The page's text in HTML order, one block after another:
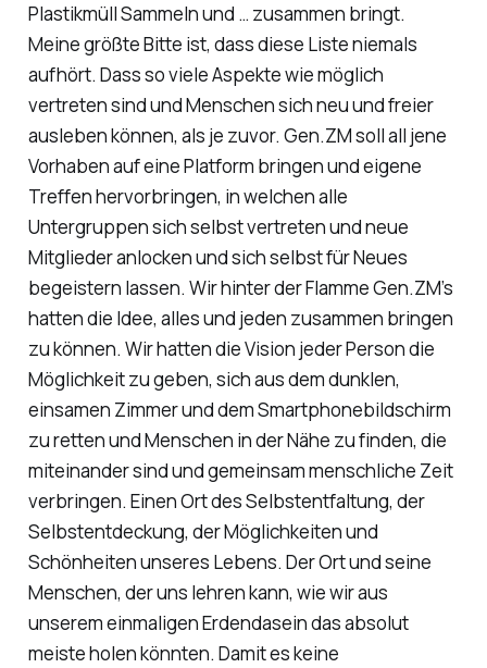
Plastikmüll Sammeln und … zusammen bringt.
Meine größte Bitte ist, dass diese Liste niemals
aufhört. Dass so viele Aspekte wie möglich
vertreten sind und Menschen sich neu und freier
ausleben können, als je zuvor. Gen.ZM soll all jene
Vorhaben auf eine Platform bringen und eigene
Treffen hervorbringen, in welchen alle
Untergruppen sich selbst vertreten und neue
Mitglieder anlocken und sich selbst für Neues
begeistern lassen. Wir hinter der Flamme Gen.ZM’s
hatten die Idee, alles und jeden zusammen bringen
zu können. Wir hatten die Vision jeder Person die
Möglichkeit zu geben, sich aus dem dunklen,
einsamen Zimmer und dem Smartphonebildschirm
zu retten und Menschen in der Nähe zu finden, die
miteinander sind und gemeinsam menschliche Zeit
verbringen. Einen Ort des Selbstentfaltung, der
Selbstentdeckung, der Möglichkeiten und
Schönheiten unseres Lebens. Der Ort und seine
Menschen, der uns lehren kann, wie wir aus
unserem einmaligen Erdendasein das absolut
meiste holen könnten. Damit es keine